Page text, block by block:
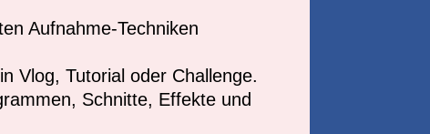
Aufnahme-Techniken
Vlog, Tutorial oder Challenge.
Schnitte, Effekte und